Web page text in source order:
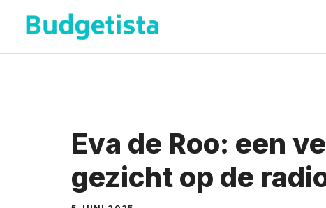
naar
de
Eva de Roo: een
gezicht op de